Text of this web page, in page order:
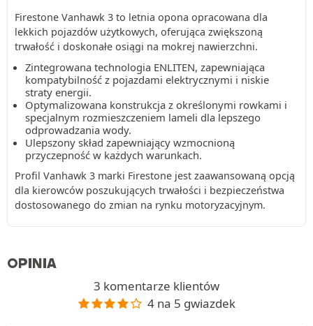
Firestone Vanhawk 3 to letnia opona opracowana dla
lekkich pojazdów użytkowych, oferująca zwiększoną
trwałość i doskonałe osiągi na mokrej nawierzchni.
Zintegrowana technologia ENLITEN, zapewniająca
kompatybilność z pojazdami elektrycznymi i niskie
straty energii.
Optymalizowana konstrukcja z określonymi rowkami i
specjalnym rozmieszczeniem lameli dla lepszego
odprowadzania wody.
Ulepszony skład zapewniający wzmocnioną
przyczepność w każdych warunkach.
Profil Vanhawk 3 marki Firestone jest zaawansowaną opcją
dla kierowców poszukujących trwałości i bezpieczeństwa
dostosowanego do zmian na rynku motoryzacyjnym.
OPINIA
3 komentarze klientów
4 na 5 gwiazdek